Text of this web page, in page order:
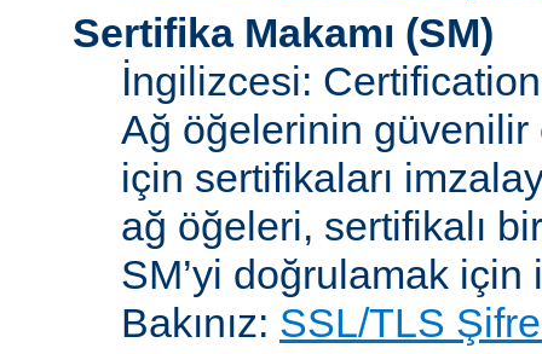
Sertifika Makamı (SM)
İngilizcesi:
Ağ öğelerinin güvenilir
için sertifikaları
ağ öğeleri, sertifikalı
SM’yi doğrulamak için
Bakınız: SSL/TLS